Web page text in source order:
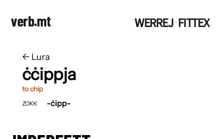
verb.mt WERREJ·FITTEX
← ​​Lura
ċċippja
to chip
ZOKK -ċipp-